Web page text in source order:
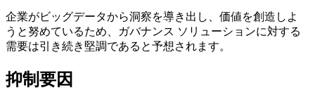
企業がビッグデータから洞察を導き出し、価値を創造しよ
うと努めているため、ガバナンス ソリューションに対する
需要は引き続き堅調であると予想されます。
抑制要因